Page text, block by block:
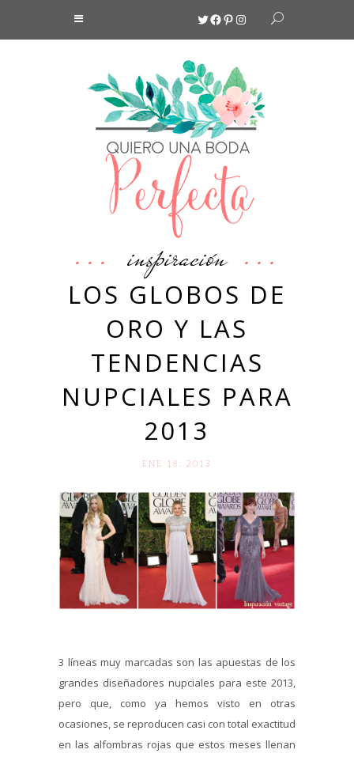
Twitter
Facebook
Pinterest
Instagram
inspiración
LOS GLOBOS DE
ORO Y LAS
TENDENCIAS
NUPCIALES PARA
2013
ENE 18. 2013
3 líneas muy marcadas son las apuestas de los
grandes diseñadores nupciales para este 2013,
pero que, como ya hemos visto en otras
ocasiones, se reproducen casi con total exactitud
en las alfombras rojas que estos meses llenan